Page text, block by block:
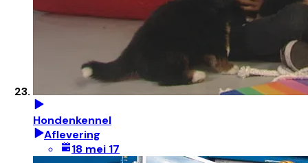
Hondenkennel
Aflevering
18 mei 17